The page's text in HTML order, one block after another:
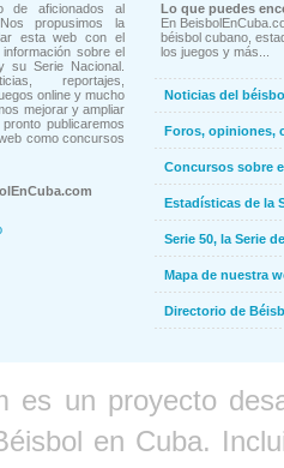
de aficionados al
propusimos la
esta web con el
sobre el
su Serie Nacional.
reportajes,
online y mucho
mejorar y ampliar
publicaremos
como concursos
Lo que puedes
En
béisbol cubano,
los juegos y más...
Noticias del
Foros, opiniones,
Concursos sobre
Estadísticas de la
Serie 50, la Serie
Mapa de nuestra
Directorio de
es un proyecto
en Cuba.